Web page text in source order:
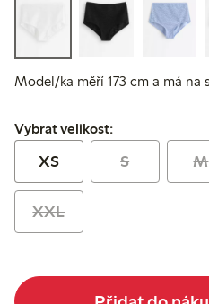
Model/ka měří 173 cm a má na
Vybrat velikost:
Vybrat velikost:
XS S M
XXL